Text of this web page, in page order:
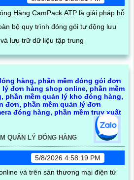
Hàng CamPack ATP là giải pháp hỗ
bộ quy trình đóng gói tự động lưu
lưu trữ dữ liệu tập trung
QUẢN LÝ ĐÓNG HÀNG
5/8/2026 4:58:19 PM
và trên sàn thương mại điện tử